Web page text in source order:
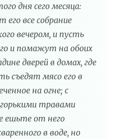
дня сего месяца:
его все собрание
вечером, и пусть
и помажут на обоих
дверей в домах, где
съедят мясо его в
на огне; с
травами
ешьте от него
в воде, но